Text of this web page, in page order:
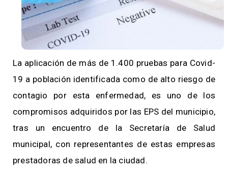
La aplicación de más de 1.400 pruebas para Covid-
19 a población identificada como de alto riesgo de
contagio por esta enfermedad, es uno de los
compromisos adquiridos por las EPS del municipio,
tras un encuentro de la Secretaría de Salud
municipal, con representantes de estas empresas
prestadoras de salud en la ciudad.